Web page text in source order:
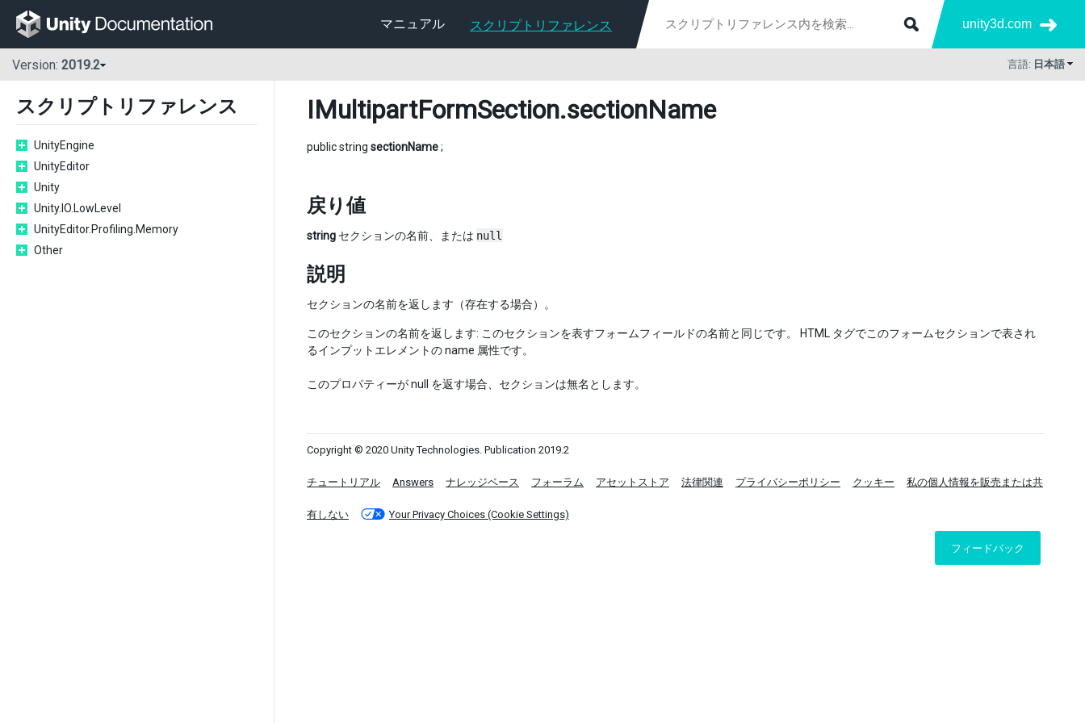
マニュアル スクリプトリファレンス unity3d.com
Version: 2019.2 言語: 日本語
スクリプトリファレンス
UnityEngine
UnityEditor
Unity
Unity.IO.LowLevel
UnityEditor.Profiling.Memory
Other
IMultipartFormSection.sectionName
public string sectionName;
戻り値
string セクションの名前、または null
説明
セクションの名前を返します（存在する場合）。
このセクションの名前を返します: このセクションを表すフォームフィールドの名前と同じです。 HTML タグでこのフォームセクションで表され
るインプットエレメントの name 属性です。
このプロパティーが null を返す場合、セクションは無名とします。
Copyright © 2020 Unity Technologies. Publication 2019.2
チュートリアル Answers ナレッジベース フォーラム アセットストア 法律関連 プライバシーポリシー クッキー 私の個人情報を販売または共
有しない Your Privacy Choices (Cookie Settings)
フィードバック